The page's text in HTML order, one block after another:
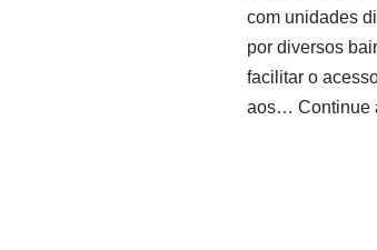
com unidades
por diversos
facilitar o
aos… Continue